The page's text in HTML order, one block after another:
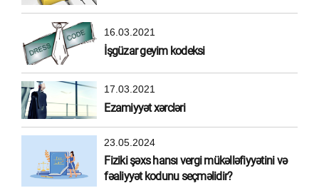
16.03.2021
İşgüzar geyim kodeksi
17.03.2021
Ezamiyyət xərcləri
23.05.2024
Fiziki şəxs hansı vergi mükəlləfiyyətini və
fəaliyyət kodunu seçməlidir?